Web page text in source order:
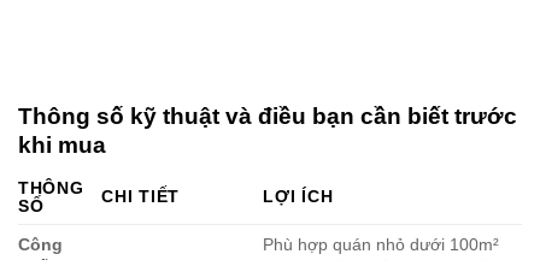
Thông số kỹ thuật và điều bạn cần biết trước
khi mua
THÔNG
SỐ
CHI TIẾT LỢI ÍCH
Công
Phù hợp quán nhỏ dưới 100m²